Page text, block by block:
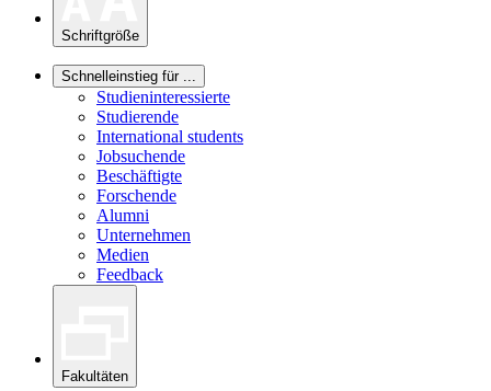
Schriftgröße
Schnelleinstieg für ...
Studieninteressierte
Studierende
International students
Jobsuchende
Beschäftigte
Forschende
Alumni
Unternehmen
Medien
Feedback
Fakultäten